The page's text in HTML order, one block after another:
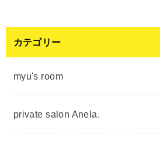
カテゴリー
myu's room
private salon Anela.